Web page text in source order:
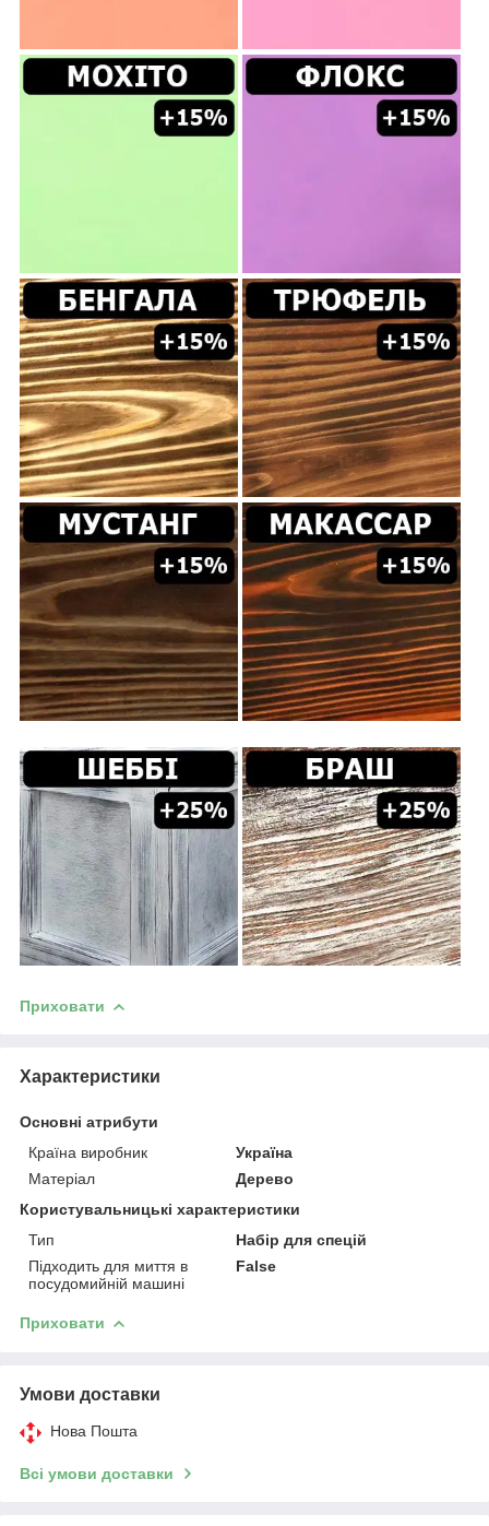
Приховати
Характеристики
Основні атрибути
Країна виробник
Україна
Матеріал
Дерево
Користувальницькі характеристики
Тип
Набір для спецій
Підходить для миття в
посудомийній машині
False
Приховати
Умови доставки
Нова Пошта
Всі умови доставки